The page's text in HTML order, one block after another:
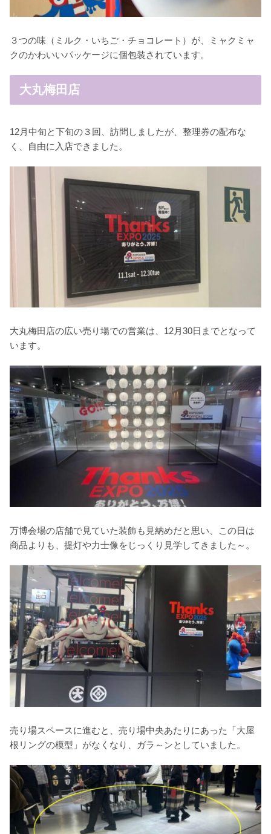
３つの味（ミルク・いちご・チョコレート）が、ミャクミャ
クのかわいいパッケージに個包装されています。
大丸梅田店
12月中旬と下旬の３回、訪問しましたが、整理券の配布な
く、自由に入店できました。
大丸梅田店の広い売り場での営業は、12月30日までとなって
います。
万博会場の店舗で見ていた装飾も見納めだと思い、この日は
商品よりも、提灯や力士像をじっくり見学してきました～。
売り場スペースに進むと、売り場中央あたりにあった「大屋
根リングの模型」がなくなり、ガラ～ンとしていました。